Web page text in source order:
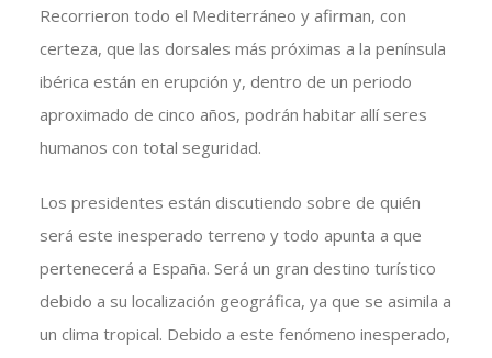
Recorrieron todo el Mediterráneo y afirman, con
certeza, que las dorsales más próximas a la península
ibérica están en erupción y, dentro de un periodo
aproximado de cinco años, podrán habitar allí seres
humanos con total seguridad.
Los presidentes están discutiendo sobre de quién
será este inesperado terreno y todo apunta a que
pertenecerá a España. Será un gran destino turístico
debido a su localización geográfica, ya que se asimila a
un clima tropical. Debido a este fenómeno inesperado,